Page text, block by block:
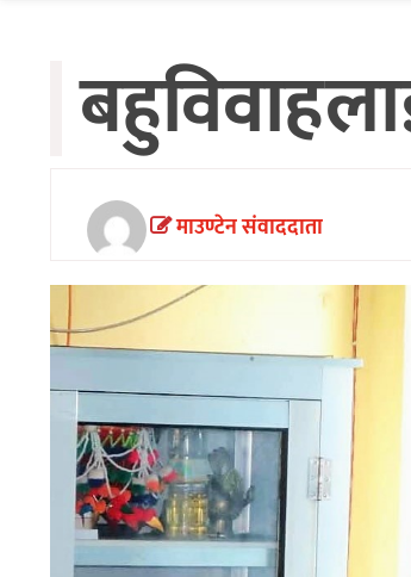
अन्तर्राष्ट्रिय
मनोरन्जन
अन्तरवार्ता/
विचार
खेलकुद
थप
माउण्टेन संवाददाता